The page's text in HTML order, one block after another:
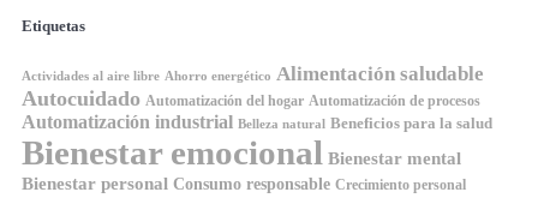
Etiquetas
Actividades al aire libre Ahorro energético Alimentación saludable
Autocuidado Automatización del hogar Automatización de procesos
Automatización industrial Belleza natural Beneficios para la salud
Bienestar emocional Bienestar mental
Bienestar personal Consumo responsable Crecimiento personal